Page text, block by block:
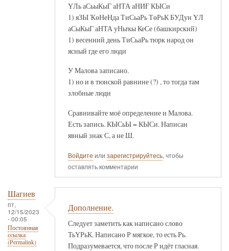
ҮЛь аСьыКыГ аНТА аНИҒ КЫСи
1) яЗЫ ҠөНеНда ТиСьаРь ТөРьК БУДун ҮЛ
аСыКыГ аНТА уНыҡы КеСе (башкирский)
1) весенний день ТиСьаРь тюрк народ он
ясный где его люди
У Малова записано.
1) но и в тюнской равнине (?) , то тогда там
злобные люди
Сравнивайте моё определение и Малова.
Есть запись. КЫСьЫ = КЫСи. Написан
явный знак С, а не Ш.
Войдите или зарегистрируйтесь, чтобы
оставлять комментарии
Шагиев
пт,
12/15/2023
- 00:05
Постоянная
ссылка
(Permalink)
Дополнение.
Следует заметить как написано слово
ТьҮРьК. Написано Р мягкое, то есть Рь.
Подразумевается, что после Р идёт гласная.